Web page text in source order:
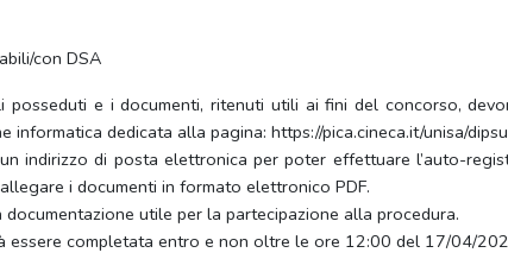
con DSA
e i documenti, ritenuti utili ai fini del concorso,
informatica dedicata alla pagina: https://pica.cineca.it/unisa/
indirizzo di posta elettronica per poter effettuare l’auto-
i documenti in formato elettronico PDF.
utile per la partecipazione alla procedura.
essere completata entro e non oltre le ore 12:00 del 17/04/